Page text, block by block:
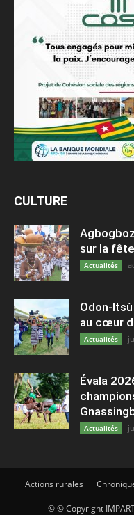
CULTURE
sur la fête
Actualités
Odon-
au cœur
Actualités
Évala
Actualités
Actions rurales
© © Copyright